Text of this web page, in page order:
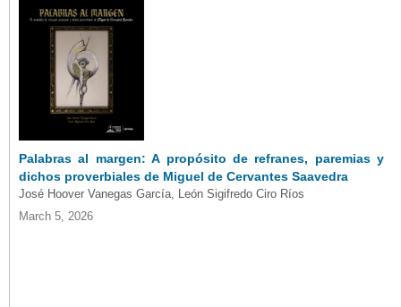
Palabras al margen: A propósito de refranes, paremias y
dichos proverbiales de Miguel de Cervantes Saavedra
José Hoover Vanegas García, León Sigifredo Ciro Ríos
March 5, 2026